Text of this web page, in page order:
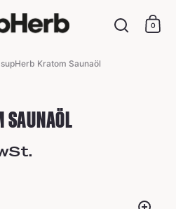
Suche
0
supHerb Kratom Saunaöl
SAUNAÖL
/ nächstes Produkt